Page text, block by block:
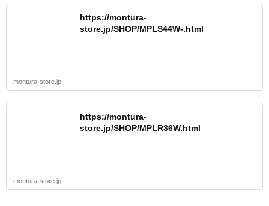
https://montura-
store.jp/SHOP/MPLS44W-.html
montura-store.jp
https://montura-
store.jp/SHOP/MPLR36W.html
montura-store.jp